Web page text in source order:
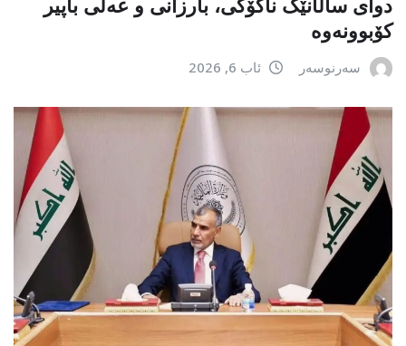
کۆبوونەوە
سەرنوسەر ئاب 6, 2026